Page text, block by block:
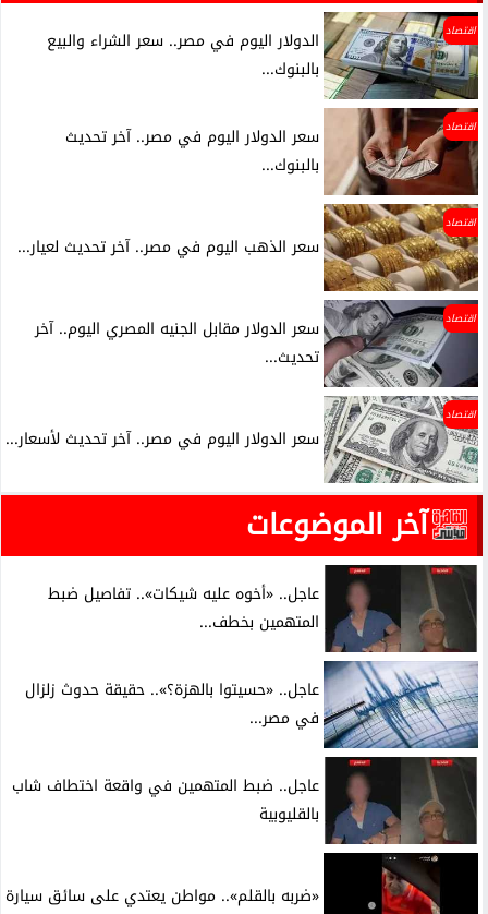
اقتصاد
الدولار اليوم في مصر.. سعر الشراء والبيع
بالبنوك...
اقتصاد
سعر الدولار اليوم في مصر.. آخر تحديث
بالبنوك...
اقتصاد
سعر الذهب اليوم في مصر.. آخر تحديث لعيار...
اقتصاد
سعر الدولار مقابل الجنيه المصري اليوم.. آخر
تحديث...
اقتصاد
سعر الدولار اليوم في مصر.. آخر تحديث لأسعار...
آخر الموضوعات
عاجل.. «أخوه عليه شيكات».. تفاصيل ضبط
المتهمين بخطف...
عاجل.. «حسيتوا بالهزة؟».. حقيقة حدوث زلزال
في مصر...
عاجل.. ضبط المتهمين في واقعة اختطاف شاب
بالقليوبية
«ضربه بالقلم».. مواطن يعتدي على سائق سيارة